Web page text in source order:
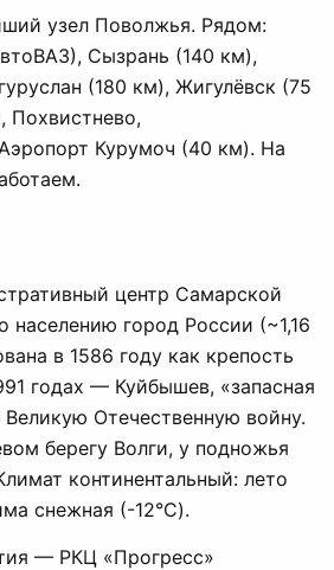
узел Поволжья. Рядом:
Сызрань (140 км),
(180 км), Жигулёвск (75
Похвистнево,
Курумоч (40 км). На
центр Самарской
населению город России (~1,16
в 1586 году как крепость
годах — Куйбышев, «запасная
Отечественную войну.
берегу Волги, у подножья
континентальный: лето
снежная (-12°C).
— РКЦ «Прогресс»